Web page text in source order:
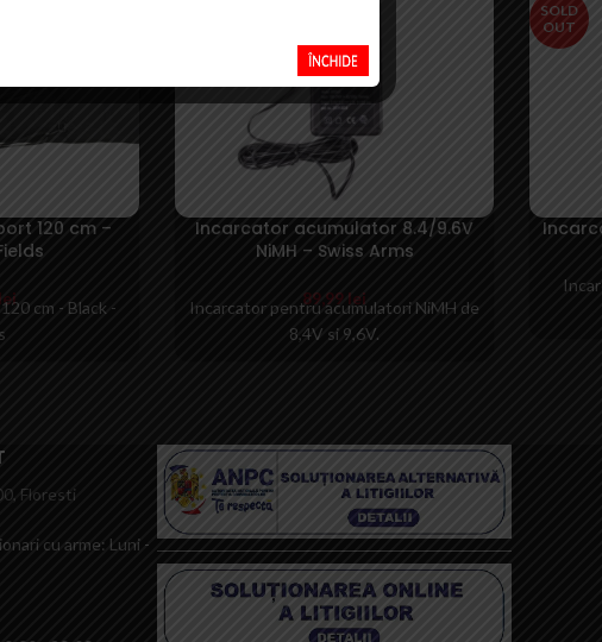
120 cm –
lei cm - Black -
Incarcator acumulator 8.4/9.6V
NiMH – Swiss Arms
89,99 lei
Incarcator pentru acumulatori NiMH de
8,4V si 9,6V.
SOLD
OUT
Floresti
cu arme: Luni -